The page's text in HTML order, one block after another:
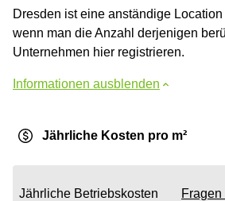
Dresden ist eine anständige
wenn man die Anzahl derjenigen
Unternehmen hier registrieren.
Informationen ausblenden
Jährliche Kosten pro m²
Jährliche Betriebskosten